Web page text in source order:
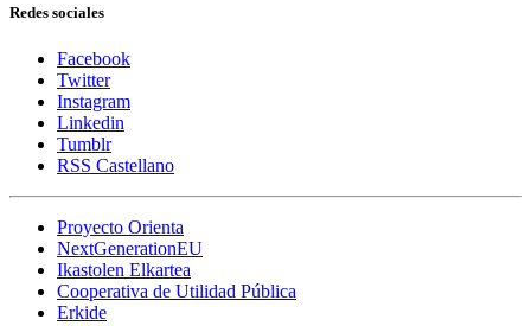
Redes sociales
Facebook
Twitter
Instagram
Linkedin
Tumblr
RSS Castellano
Proyecto Orienta
NextGenerationEU
Ikastolen Elkartea
Cooperativa de Utilidad Pública
Erkide